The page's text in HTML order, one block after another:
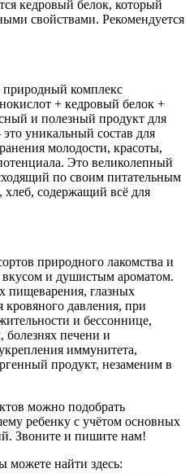
кедровый белок, который
свойствами. Рекомендуется
природный комплекс
+ кедровый белок +
и полезный продукт для
уникальный состав для
молодости, красоты,
Это великолепный
по своим питательным
содержащий всё для
природного лакомства и
и душистым ароматом.
пищеварения, глазных
кровяного давления, при
и бессоннице,
печени и
иммунитета,
продукт, незаменим в
можно подобрать
ребенку с учётом основных
Звоните и пишите нам!
можете найти здесь: